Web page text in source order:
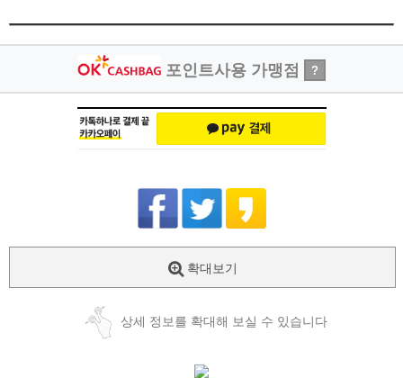
포인트사용 가맹점 ?
확대보기
상세 정보를 확대해 보실 수 있습니다